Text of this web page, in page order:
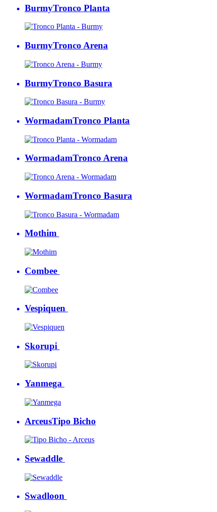
BurmyTronco Planta
BurmyTronco Arena
BurmyTronco Basura
WormadamTronco Planta
WormadamTronco Arena
WormadamTronco Basura
Mothim
Combee
Vespiquen
Skorupi
Yanmega
ArceusTipo Bicho
Sewaddle
Swadloon